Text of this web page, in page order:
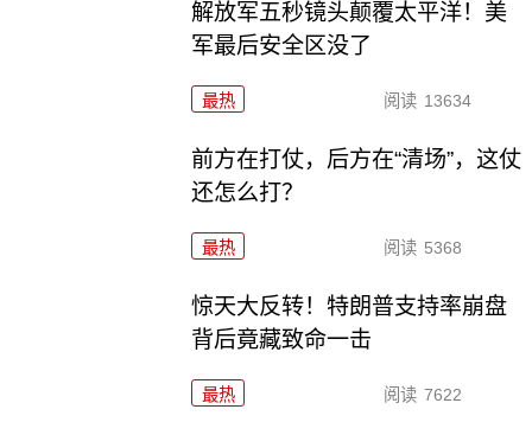
解放军五秒镜头颠覆太平洋！美
军最后安全区没了
最热 阅读 13634
前方在打仗，后方在“清场”，这仗
还怎么打？
最热 阅读 5368
惊天大反转！特朗普支持率崩盘
背后竟藏致命一击
最热 阅读 7622